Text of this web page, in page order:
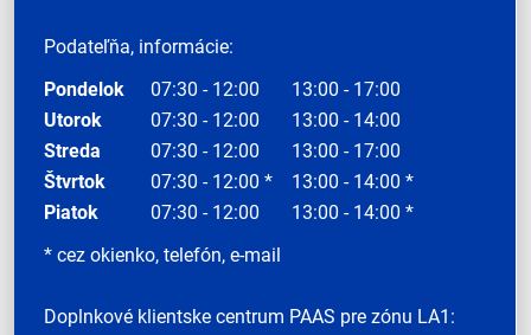
Podateľňa, informácie:
Pondelok
07:30 - 12:00
13:00 - 17:00
Utorok
07:30 - 12:00
13:00 - 14:00
Streda
07:30 - 12:00
13:00 - 17:00
Štvrtok
07:30 - 12:00 *
13:00 - 14:00 *
Piatok
07:30 - 12:00
13:00 - 14:00 *
* cez okienko, telefón, e-mail
Doplnkové klientske centrum PAAS pre zónu LA1: